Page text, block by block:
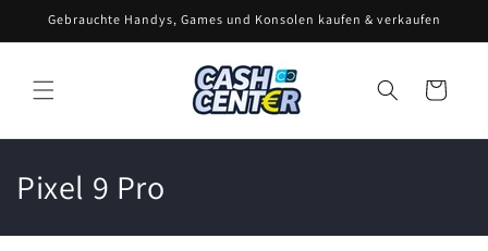
zum
Inhalt
Gebrauchte Handys, Games und Konsolen kaufen & verkaufen
Warenkorb
K
a
Pixel 9 Pro